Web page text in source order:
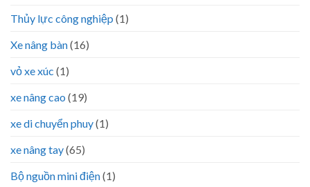
Thủy lực công nghiệp (1)
Xe nâng bàn(16)
vỏ xe xúc (1)
xe nâng cao (19)
xe di chuyển phuy(1)
xe nâng tay(65)
Bộ nguồn mini điện(1)